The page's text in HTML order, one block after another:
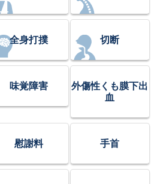
全身打撲 切断
味覚障害
外傷性くも膜下出
血
慰謝料 手首